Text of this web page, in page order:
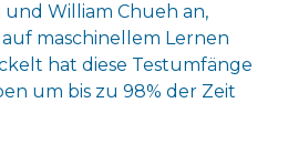
William Chueh an,
maschinellem Lernen
hat diese Testumfänge
um bis zu 98% der Zeit